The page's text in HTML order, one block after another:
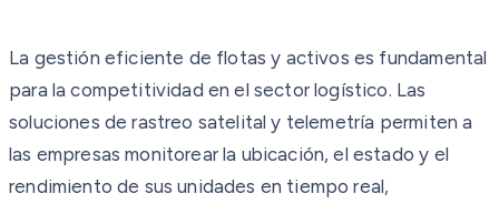
La gestión eficiente de flotas y activos es fundamental
para la competitividad en el sector logístico. Las
soluciones de rastreo satelital y telemetría permiten a
las empresas monitorear la ubicación, el estado y el
rendimiento de sus unidades en tiempo real,